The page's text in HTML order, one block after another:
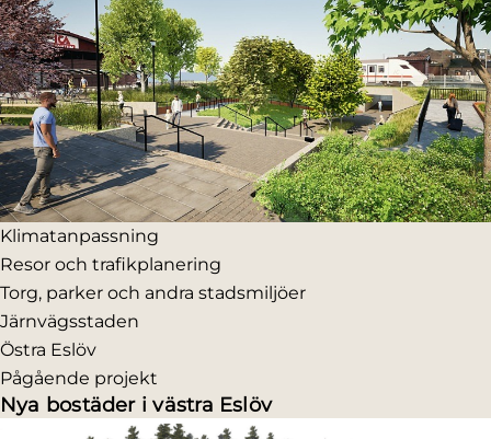
Klimatanpassning
Resor och trafikplanering
Torg, parker och andra stadsmiljöer
Järnvägsstaden
Östra Eslöv
Pågående projekt
Nya bostäder i västra Eslöv